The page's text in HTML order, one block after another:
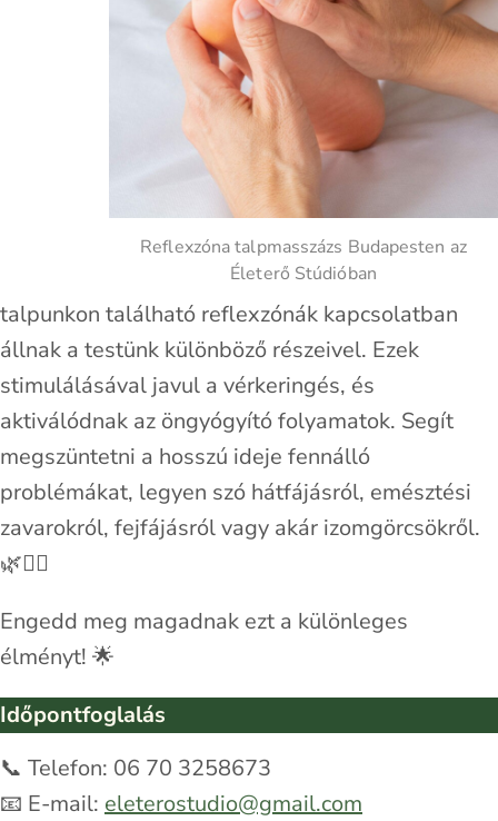
Reflexzóna talpmasszázs Budapesten az
Életerő Stúdióban
talpunkon található reflexzónák kapcsolatban
állnak a testünk különböző részeivel. Ezek
stimulálásával javul a vérkeringés, és
aktiválódnak az öngyógyító folyamatok. Segít
megszüntetni a hosszú ideje fennálló
problémákat, legyen szó hátfájásról, emésztési
zavarokról, fejfájásról vagy akár izomgörcsökről.
🌿💆‍♀️
Engedd meg magadnak ezt a különleges
élményt! 🌟
Időpontfoglalás
📞 Telefon: 06 70 3258673
📧 E-mail: eleterostudio@gmail.com